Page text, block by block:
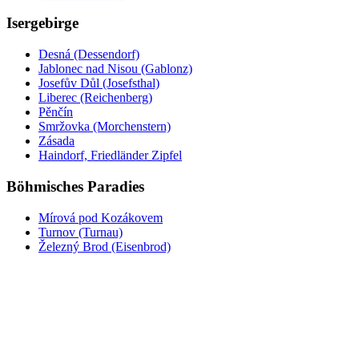
Isergebirge
Desná (Dessendorf)
Jablonec nad Nisou (Gablonz)
Josefův Důl (Josefsthal)
Liberec (Reichenberg)
Pěnčín
Smržovka (Morchenstern)
Zásada
Haindorf, Friedländer Zipfel
Böhmisches Paradies
Mírová pod Kozákovem
Turnov (Turnau)
Železný Brod (Eisenbrod)